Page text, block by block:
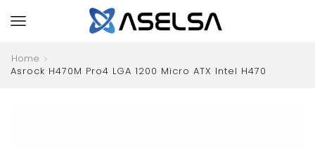
Home
Asrock H470M Pro4 LGA 1200 Micro ATX Intel H470